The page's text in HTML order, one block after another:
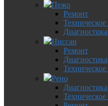
Пежо
Ремонт
Диагностика
Ниссан
Ремонт
Диагностика
Рено
Диагностика